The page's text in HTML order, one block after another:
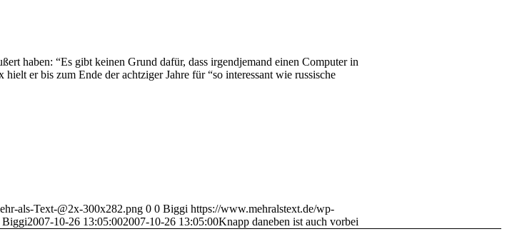
haben: “Es gibt keinen Grund dafür, dass irgendjemand einen Computer in
er bis zum Ende der achtziger Jahre für “so interessant wie russische
als-Text-@2x-300x282.png 0 0 Biggi https://www.mehralstext.de/wp-
Biggi2007-10-26 13:05:002007-10-26 13:05:00Knapp daneben ist auch vorbei